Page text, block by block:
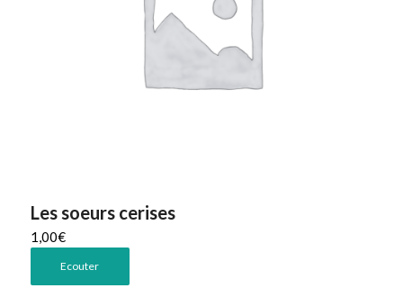
Les soeurs cerises
1,00€
Ecouter